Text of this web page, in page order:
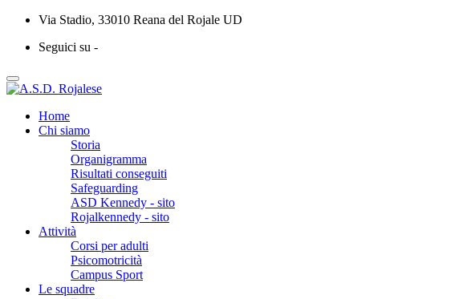
Via Stadio, 33010 Reana del Rojale UD
Seguici su -
Home
Chi siamo
Storia
Organigramma
Risultati conseguiti
Safeguarding
ASD Kennedy - sito
Rojalkennedy - sito
Attività
Corsi per adulti
Psicomotricità
Campus Sport
Le squadre